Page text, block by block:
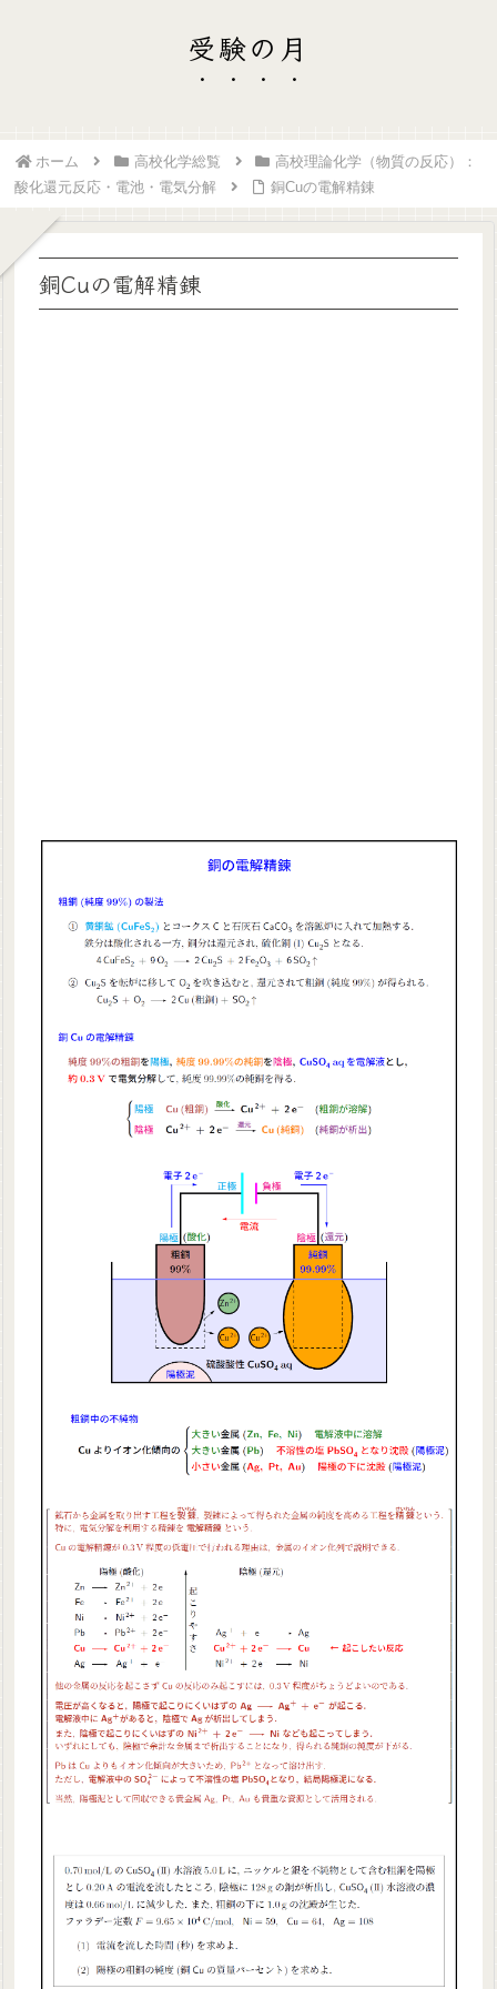
受験の月
ホーム 高校化学総覧
高校理論化学（物質の反応）：
酸化還元反応・電池・電気分解
銅Cuの電解精錬
銅Cuの電解精錬